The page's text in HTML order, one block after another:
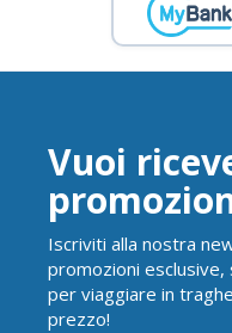
Vuoi
Iscriviti alla nostra
promozioni
per viaggiare in
prezzo!